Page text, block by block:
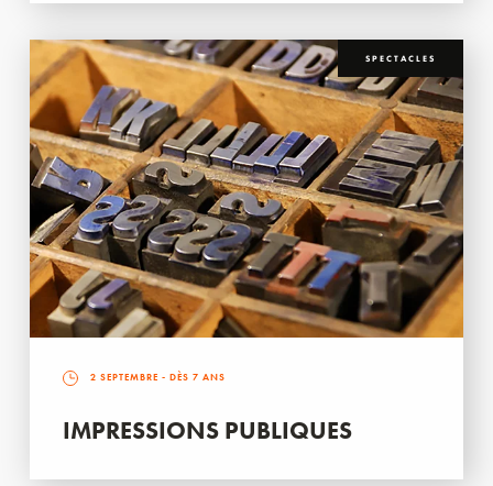
SPECTACLES
2 SEPTEMBRE - DÈS 7 ANS
IMPRESSIONS PUBLIQUES